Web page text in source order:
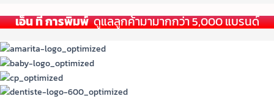
คุณ
ต้อง
ให้
ความ
สำคัญ
ที่สุด
เอ็น ที การพิมพ์ดูแลลูกค้ามามากกว่า 5,000 แบรนด์